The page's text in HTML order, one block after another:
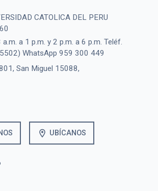
CATOLICA DEL PERU
a 1 p.m. y 2 p.m. a 6 p.m. Teléf.
WhatsApp 959 300 449
San Miguel 15088,
location_on UBÍCANOS